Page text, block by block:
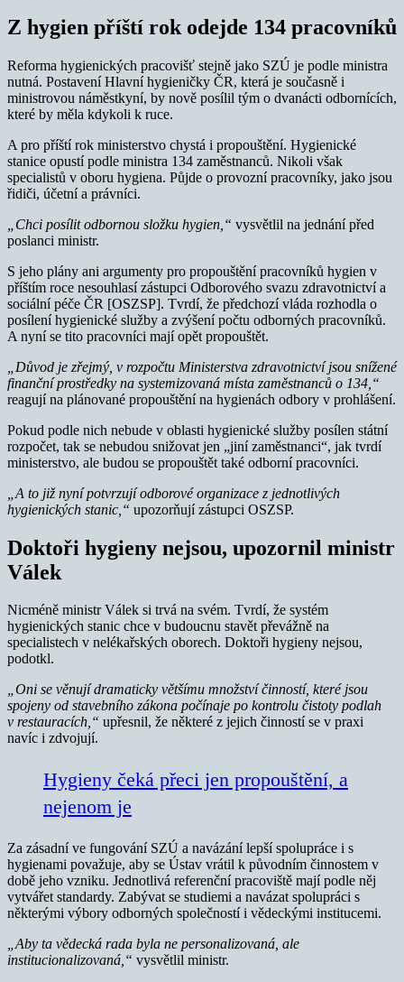
Z hygien příští rok odejde 134 pracovníků
Reforma hygienických pracovišť stejně jako SZÚ je podle ministra
nutná. Postavení Hlavní hygieničky ČR, která je současně i
ministrovou náměstkyní, by nově posílil tým o dvanácti odbornících,
které by měla kdykoli k ruce.
A pro příští rok ministerstvo chystá i propouštění. Hygienické
stanice opustí podle ministra 134 zaměstnanců. Nikoli však
specialistů v oboru hygiena. Půjde o provozní pracovníky, jako jsou
řidiči, účetní a právníci.
„Chci posílit odbornou složku hygien,“ vysvětlil na jednání před
poslanci ministr.
S jeho plány ani argumenty pro propouštění pracovníků hygien v
příštím roce nesouhlasí zástupci Odborového svazu zdravotnictví a
sociální péče ČR [OSZSP]. Tvrdí, že předchozí vláda rozhodla o
posílení hygienické služby a zvýšení počtu odborných pracovníků.
A nyní se tito pracovníci mají opět propouštět.
„Důvod je zřejmý, v rozpočtu Ministerstva zdravotnictví jsou snížené
finanční prostředky na systemizovaná místa zaměstnanců o 134,“
reagují na plánované propouštění na hygienách odbory v prohlášení.
Pokud podle nich nebude v oblasti hygienické služby posílen státní
rozpočet, tak se nebudou snižovat jen „jiní zaměstnanci“, jak tvrdí
ministerstvo, ale budou se propouštět také odborní pracovníci.
„A to již nyní potvrzují odborové organizace z jednotlivých
hygienických stanic,“ upozorňují zástupci OSZSP.
Doktoři hygieny nejsou, upozornil ministr
Válek
Nicméně ministr Válek si trvá na svém. Tvrdí, že systém
hygienických stanic chce v budoucnu stavět převážně na
specialistech v nelékařských oborech. Doktoři hygieny nejsou,
podotkl.
„Oni se věnují dramaticky většímu množství činností, které jsou
spojeny od stavebního zákona počínaje po kontrolu čistoty podlah
v restauracích,“ upřesnil, že některé z jejich činností se v praxi
navíc i zdvojují.
Hygieny čeká přeci jen propouštění, a
nejenom je
Za zásadní ve fungování SZÚ a navázání lepší spolupráce i s
hygienami považuje, aby se Ústav vrátil k původním činnostem v
době jeho vzniku. Jednotlivá referenční pracoviště mají podle něj
vytvářet standardy. Zabývat se studiemi a navázat spolupráci s
některými výbory odborných společností i vědeckými institucemi.
„Aby ta vědecká rada byla ne personalizovaná, ale
institucionalizovaná,“ vysvětlil ministr.